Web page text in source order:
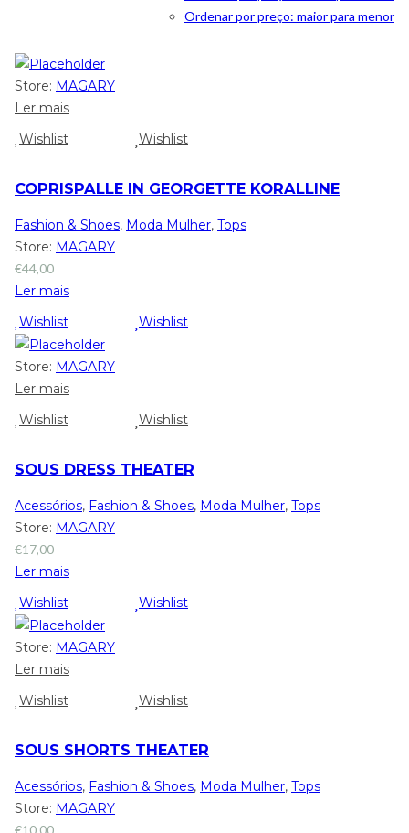
Ordenar por preço: maior para menor
Store: MAGARY
Ler mais
Wishlist
Wishlist
COPRISPALLE IN GEORGETTE KORALLINE
Fashion & Shoes, Moda Mulher, Tops
Store: MAGARY
€44,00
Ler mais
Wishlist
Wishlist
Store: MAGARY
Ler mais
Wishlist
Wishlist
SOUS DRESS THEATER
Acessórios, Fashion & Shoes, Moda Mulher, Tops
Store: MAGARY
€17,00
Ler mais
Wishlist
Wishlist
Store: MAGARY
Ler mais
Wishlist
Wishlist
SOUS SHORTS THEATER
Acessórios, Fashion & Shoes, Moda Mulher, Tops
Store: MAGARY
€10,00